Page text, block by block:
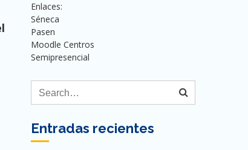
Enlaces:
Séneca
Pasen
Moodle Centros
Semipresencial
Entradas recientes